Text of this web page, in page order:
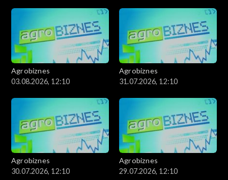
Agrobiznes
03.08.2026, 12:10
Agrobiznes
31.07.2026, 12:10
Agrobiznes
30.07.2026, 12:10
Agrobiznes
29.07.2026, 12:10